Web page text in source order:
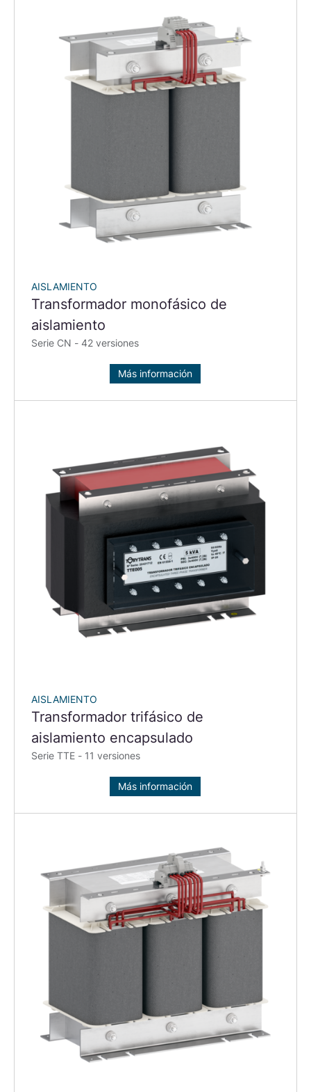
AISLAMIENTO
Transformador monofásico de
aislamiento
Serie CN - 42 versiones
Más información
AISLAMIENTO
Transformador trifásico de
aislamiento encapsulado
Serie TTE - 11 versiones
Más información